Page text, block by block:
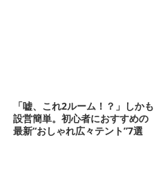
「嘘、これ2ルーム！？」しかも
設営簡単。初心者におすすめの
最新“おしゃれ広々テント”7選